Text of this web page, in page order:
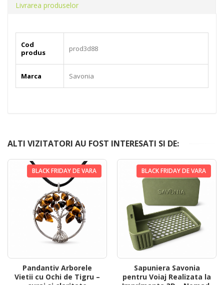
Livrarea produselor
Cod
produs
prod3d88
Marca Savonia
ALTI VIZITATORI AU FOST INTERESATI SI DE:
BLACK FRIDAY DE VARA
Pandantiv Arborele
Vietii cu Ochi de Tigru –
BLACK FRIDAY DE VARA
Sapuniera Savonia
pentru Voiaj Realizata la